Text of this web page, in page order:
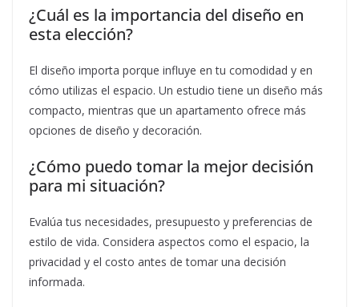
¿Cuál es la importancia del diseño en
esta elección?
El diseño importa porque influye en tu comodidad y en
cómo utilizas el espacio. Un estudio tiene un diseño más
compacto, mientras que un apartamento ofrece más
opciones de diseño y decoración.
¿Cómo puedo tomar la mejor decisión
para mi situación?
Evalúa tus necesidades, presupuesto y preferencias de
estilo de vida. Considera aspectos como el espacio, la
privacidad y el costo antes de tomar una decisión
informada.